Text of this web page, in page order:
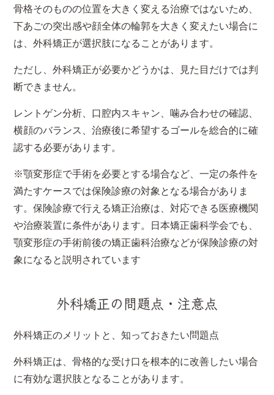
骨格そのものの位置を大きく変える治療ではないため、
下あごの突出感や顔全体の輪郭を大きく変えたい場合に
は、外科矯正が選択肢になることがあります。
ただし、外科矯正が必要かどうかは、見た目だけでは判
断できません。
レントゲン分析、口腔内スキャン、噛み合わせの確認、
横顔のバランス、治療後に希望するゴールを総合的に確
認する必要があります。
※顎変形症で手術を必要とする場合など、一定の条件を
満たすケースでは保険診療の対象となる場合がありま
す。保険診療で行える矯正治療は、対応できる医療機関
や治療装置に条件があります。日本矯正歯科学会でも、
顎変形症の手術前後の矯正歯科治療などが保険診療の対
象になると説明されています
外科矯正の問題点・注意点
外科矯正のメリットと、知っておきたい問題点
外科矯正は、骨格的な受け口を根本的に改善したい場合
に有効な選択肢となることがあります。